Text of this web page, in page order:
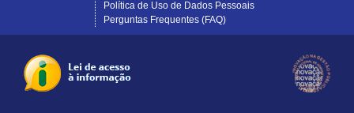
Política de Uso de Dados Pessoais
Perguntas Frequentes (FAQ)